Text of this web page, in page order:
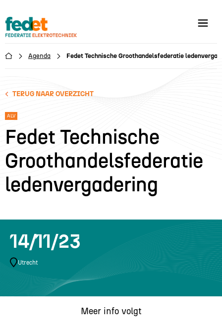
 Agenda Fedet Technische Groothandelsfederatie
TERUG NAAR OVERZICHT
ALV
Fedet Technische
Groothandelsfederatie
ledenvergadering
14/11/23
Utrecht
Meer info volgt